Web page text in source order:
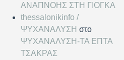
ΑΝΑΠΝΟΗΣ ΣΤΗ ΓΙΟΓΚΑ
thessalonikinfo /
ΨΥΧΑΝΑΛΥΣΗ στο
ΨΥΧΑΝΑΛΥΣΗ-ΤΑ ΕΠΤΑ
ΤΣΑΚΡΑΣ